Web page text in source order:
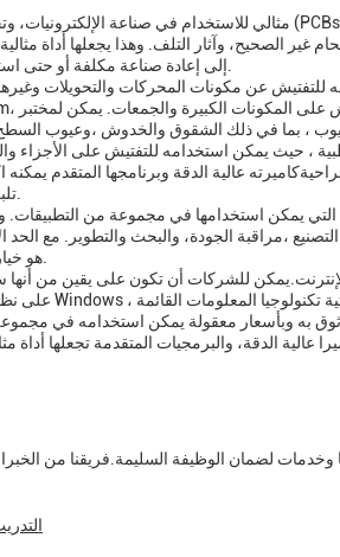
عالية الدقة وبرنامجها المتقدم
عالية الدقة، والبرمجيات المتقدمة تجعلها أداة